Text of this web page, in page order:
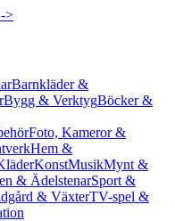
>
Barnkläder &
Bygg & VerktygBöcker &
Foto, Kameror &
Hem &
KonstMusikMynt &
& ÄdelstenarSport &
& VäxterTV-spel &